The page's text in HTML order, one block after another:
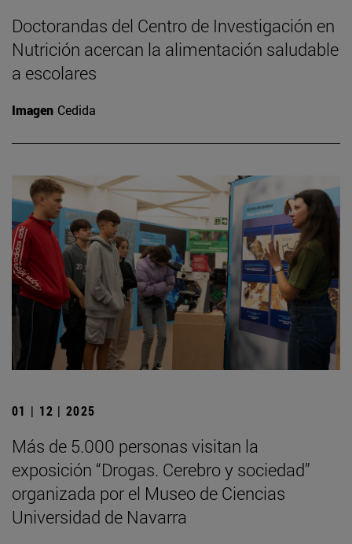
Doctorandas del Centro de Investigación en
Nutrición acercan la alimentación saludable
a escolares
Imagen Cedida
01 | 12 | 2025
Más de 5.000 personas visitan la
exposición “Drogas. Cerebro y sociedad”
organizada por el Museo de Ciencias
Universidad de Navarra